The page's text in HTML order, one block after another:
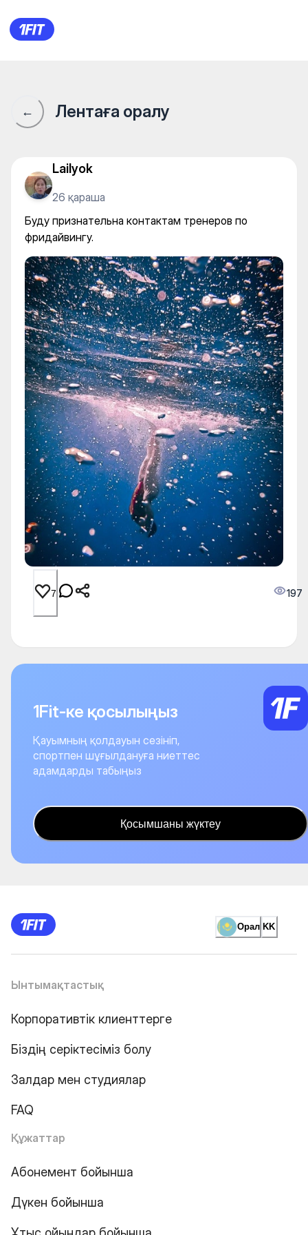
Буду признательна
← Лентаға оралу
Lailyok
26 қараша
Буду признательна контактам тренеров по
фридайвингу.
7 197
1Fit-ке қосылыңыз
Қауымның қолдауын сезініп,
спортпен шұғылдануға ниеттес
адамдарды табыңыз
Қосымшаны жүктеу
Орал KK
Ынтымақтастық
Корпоративтік клиенттерге
Біздің серіктесіміз болу
Залдар мен студиялар
FAQ
Құжаттар
Абонемент бойынша
Дүкен бойынша